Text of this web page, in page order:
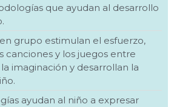
que ayudan al desarrollo
grupo estimulan el esfuerzo,
canciones y los juegos entre
imaginación y desarrollan la
ayudan al niño a expresar